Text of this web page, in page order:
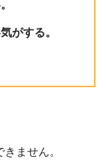
がする。
ません。